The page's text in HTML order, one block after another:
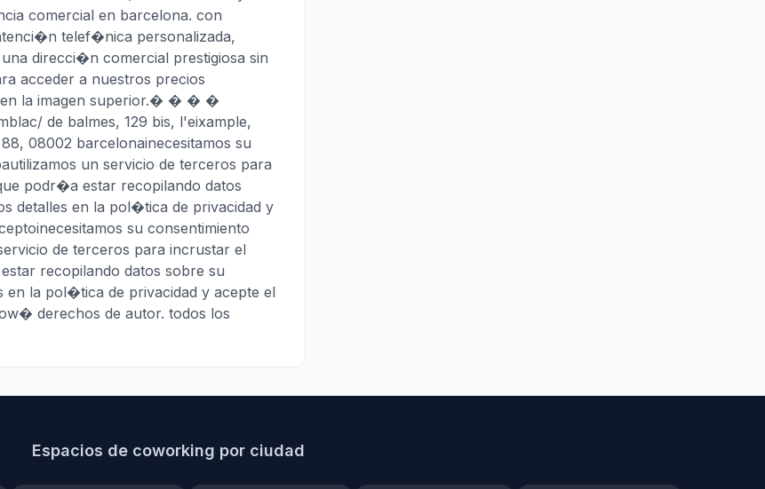
comercial en barcelona. con
telef�nica personalizada,
direcci�n comercial prestigiosa sin
acceder a nuestros precios
en la imagen superior.� � � �
de balmes, 129 bis, l'eixample,
08002 barcelonainecesitamos su
un servicio de terceros para
podr�a estar recopilando datos
detalles en la pol�tica de privacidad y
su consentimiento
de terceros para incrustar el
recopilando datos sobre su
en la pol�tica de privacidad y acepte el
derechos de autor. todos los
Espacios de coworking por ciudad